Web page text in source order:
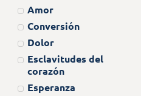
Amor
Conversión
Dolor
Esclavitudes del
corazón
Esperanza